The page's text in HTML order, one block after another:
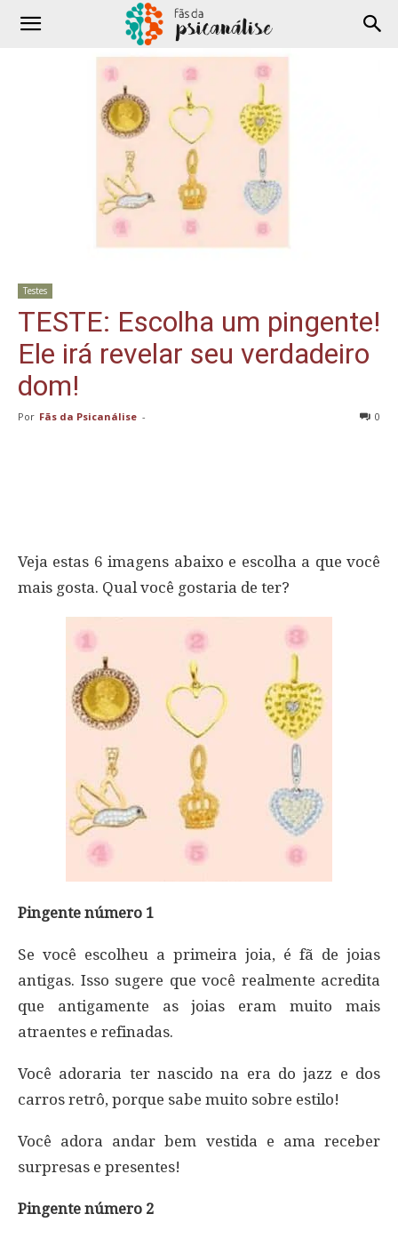
Testes
TESTE: Escolha um pingente!
Ele irá revelar seu verdadeiro
dom!
Por Fãs da Psicanálise - 0
Veja estas 6 imagens abaixo e escolha a que você
mais gosta. Qual você gostaria de ter?
Pingente número 1
Se você escolheu a primeira joia, é fã de joias
antigas. Isso sugere que você realmente acredita
que antigamente as joias eram muito mais
atraentes e refinadas.
Você adoraria ter nascido na era do jazz e dos
carros retrô, porque sabe muito sobre estilo!
Você adora andar bem vestida e ama receber
surpresas e presentes!
Pingente número 2